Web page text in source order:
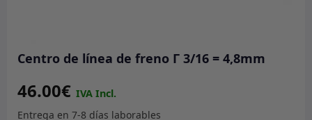
Centro de línea de freno Г 3/16 = 4,8mm
46.00€